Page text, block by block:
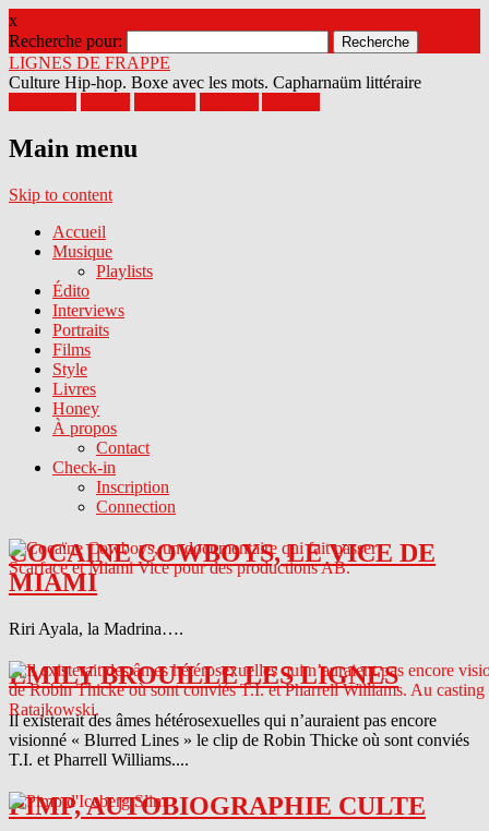
x
Recherche pour:
LIGNES DE FRAPPE
Culture Hip-hop. Boxe avec les mots. Capharnaüm littéraire
Main menu
Skip to content
Accueil
Musique
Playlists
Édito
Interviews
Portraits
Films
Style
Livres
Honey
À propos
Contact
Check-in
Inscription
Connection
COCAINE COWBOYS, LE VICE DE
MIAMI
Riri Ayala, la Madrina….
EMILY BROUILLE LES LIGNES
Il existerait des âmes hétérosexuelles qui n’auraient pas encore
visionné « Blurred Lines » le clip de Robin Thicke où sont conviés
T.I. et Pharrell Williams....
PIMP, AUTOBIOGRAPHIE CULTE